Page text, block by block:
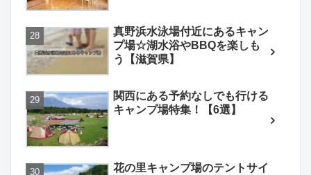
真野浜水泳場付近にあるキャン
プ場☆湖水浴やBBQを楽しも
う【滋賀県】
関西にある予約なしでも行ける
キャンプ場特集！【6選】
花の里キャンプ場のテントサイ